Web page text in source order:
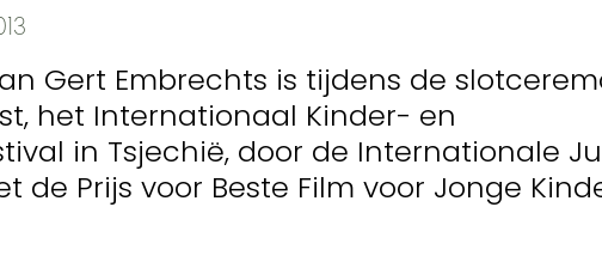
Gert Embrechts is tijdens de
het Internationaal Kinder- en
in Tsjechië, door de Internationale
de Prijs voor Beste Film voor Jonge